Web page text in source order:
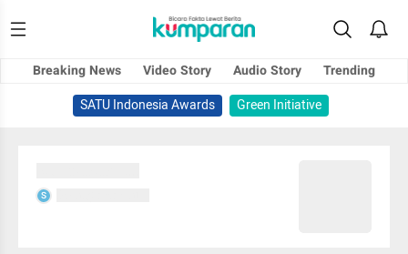
Breaking News Video Story Audio Story
Trending
SATU Indonesia Awards
Green Initiative
S